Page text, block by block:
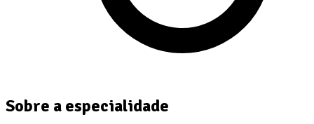
Sobre a especialidade